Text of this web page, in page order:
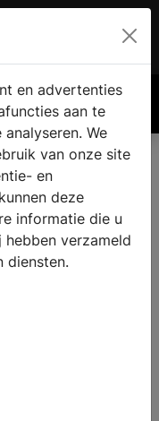
€ 0.00
in
keukenwinkel alle
keuken. Welke
en wat zijn de
van persoonlijk
kunt u een
u deskundig
en advertenties
aan te
We
van onze site
en
deze
informatie die u
verzameld
diensten.